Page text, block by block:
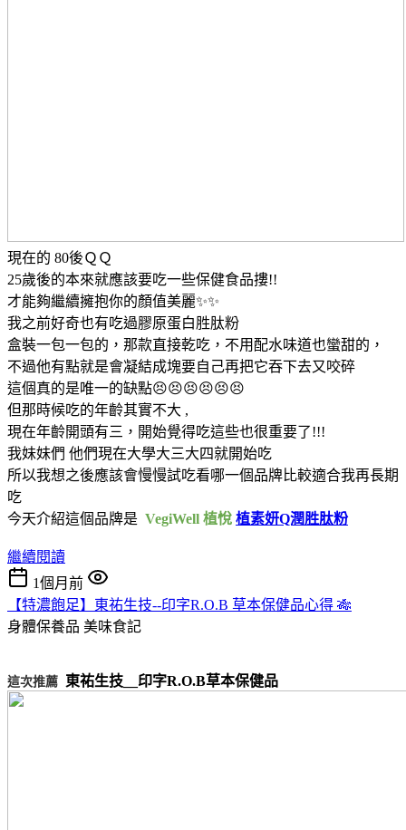
現在的 80後ＱＱ
25歲後的本來就應該要吃一些保健食品摟!!
才能夠繼續擁抱你的顏值美麗✨✨
我之前好奇也有吃過膠原蛋白胜肽粉
盒裝一包一包的，那款直接乾吃，不用配水味道也蠻甜的，
不過他有點就是會凝結成塊要自己再把它吞下去又咬碎
這個真的是唯一的缺點😣😣😣😣😣😣
但那時候吃的年齡其實不大 ,
現在年齡開頭有三，開始覺得吃這些也很重要了!!!
我妹妹們 他們現在大學大三大四就開始吃
所以我想之後應該會慢慢試吃看哪一個品牌比較適合我再長期
吃
今天介紹這個品牌是 VegiWell 植悅 植素妍Q潤胜肽粉
繼續閱讀
1個月前
【特濃飽足】東祐生技--印字R.O.B 草本保健品心得 🎋
身體保養品 美味食記
這次推薦 東祐生技__印字R.O.B草本保健品